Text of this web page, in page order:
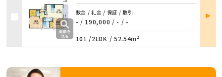
敷金 / 礼金 / 保証 / 敷引
- / 190,000 / - / -
101 /2LDK / 52.54m²
部屋
詳細